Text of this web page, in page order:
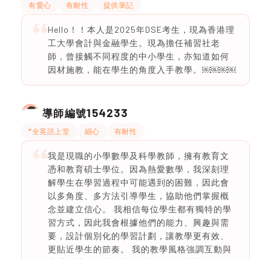
有愛心 有耐性 提供筆記
Hello！！本人是2025年DSE考生，現為香港理
工大學會計與金融學生。現為擔任補習社老
師，曾接觸不同程度的中小學生，亦知道如何
因材施教，能在學生的角度入手教學。￼￼￼￼
導師編號154233
*全英語上堂 細心 有耐性
我是現職的小學數學及科學教師，擁有教育文
憑和教育碩士學位。因為熱愛數學，我深刻理
解學生在學習過程中可能遇到的困難，因此會
以多角度、多方法引導學生，協助他們掌握概
念並建立信心。 我相信每位學生都有獨特的學
習方式，因此我會根據他們的能力、興趣與需
要，設計個別化的學習計劃，讓教學更有效、
更貼近學生的節奏。 我的教學風格強調互動與